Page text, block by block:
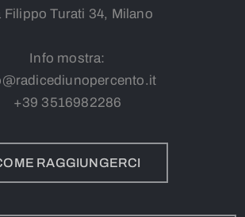
Filippo Turati 34, Milano
Info mostra:
+39 3516982286
RAGGIUNGERCI